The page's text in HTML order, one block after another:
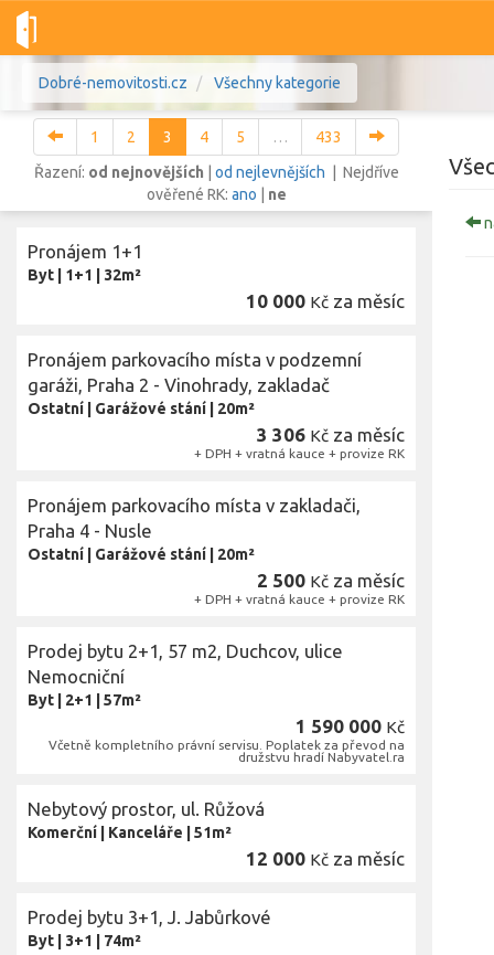
Dobré-nemovitosti.cz Všechny kategorie
Lokalita
Cena
1 2 3 4 5 …
433
Řazení: od nejnovějších od nejlevnějších | Nejdříve
ověřené RK: ano ne
Pronájem 1+1
Byt 1+1 32m²
10 000 Kč za měsíc
Pronájem parkovacího místa v podzemní
garáži, Praha 2 - Vinohrady, zakladač
Ostatní Garážové stání 20m²
3 306 Kč za měsíc
+ DPH + vratná kauce + provize RK
Pronájem parkovacího místa v zakladači,
Praha 4 - Nusle
Ostatní Garážové stání 20m²
2 500 Kč za měsíc
+ DPH + vratná kauce + provize RK
Prodej bytu 2+1, 57 m2, Duchcov, ulice
Nemocniční
Byt 2+1 57m²
1 590 000 Kč
Včetně kompletního právní servisu. Poplatek za převod na
družstvu hradí Nabyvatel.ra
Nebytový prostor, ul. Růžová
Komerční Kanceláře 51m²
12 000 Kč za měsíc
Prodej bytu 3+1, J. Jabůrkové
Byt 3+1 74m²